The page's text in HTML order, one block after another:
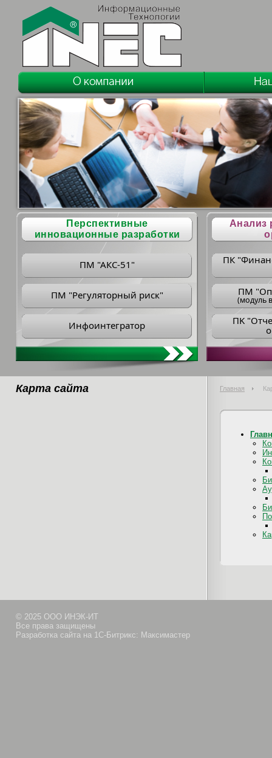
Перспективные
инновационные разработки
ПМ "АКС-51"
ПМ "Регуляторный риск"
Инфоинтегратор
Анализ
ПК
ПM
(модуль
ПK
Карта сайта Главная
© 2025 ООО ИНЭК-ИТ
Все права защищены
Разработка сайта на 1С-Битрикс: Максимастер